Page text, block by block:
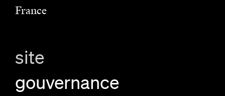
France
site
gouvernance